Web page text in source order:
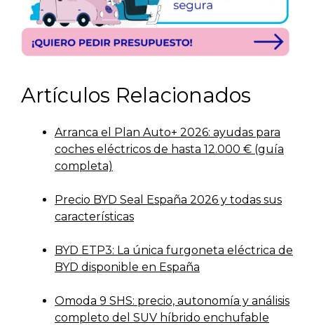
Artículos Relacionados
Arranca el Plan Auto+ 2026: ayudas para
coches eléctricos de hasta 12.000 € (guía
completa)
Precio BYD Seal España 2026 y todas sus
características
BYD ETP3: La única furgoneta eléctrica de
BYD disponible en España
Omoda 9 SHS: precio, autonomía y análisis
completo del SUV híbrido enchufable